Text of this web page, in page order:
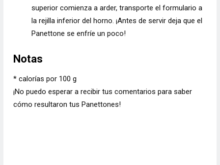
superior comienza a arder, transporte el formulario a
la rejilla inferior del horno. ¡Antes de servir deja que el
Panettone se enfríe un poco!
Notas
* calorías por 100 g
¡No puedo esperar a recibir tus comentarios para saber
cómo resultaron tus Panettones!